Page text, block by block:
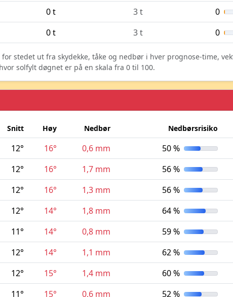
0 t 3 t 0
0 t 3 t 0
stedet ut fra skydekke, tåke og nedbør i hver prognose-time,
solfylt døgnet er på en skala fra 0 til 100.
Snitt Høy Nedbør Nedbørsrisiko
12° 16° 0,6 mm 50 %
12° 16° 1,7 mm 56 %
12° 16° 1,3 mm 56 %
12° 14° 1,8 mm 64 %
11° 14° 0,8 mm 59 %
12° 14° 1,1 mm 62 %
12° 15° 1,4 mm 60 %
11° 15° 0,6 mm 52 %